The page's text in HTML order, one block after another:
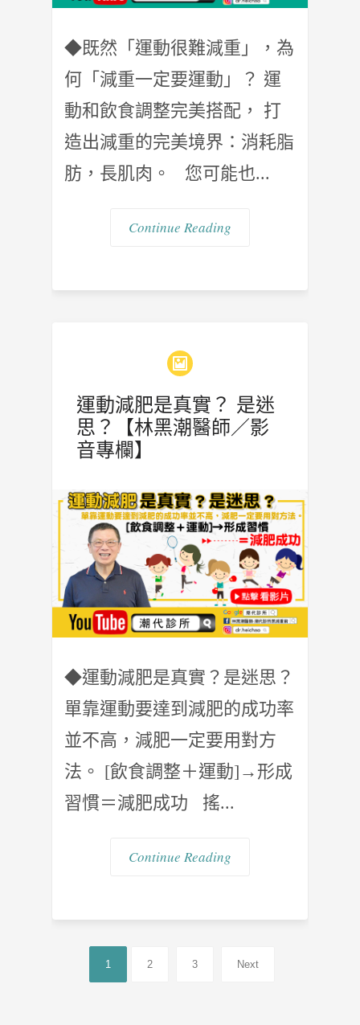
◆既然「運動很難減重」，為
何「減重一定要運動」？ 運
動和飲食調整完美搭配， 打
造出減重的完美境界：消耗脂
肪，長肌肉。 您可能也...
Continue Reading
運動減肥是真實？ 是迷
思？【林黑潮醫師／影
音專欄】
◆運動減肥是真實？是迷思？
單靠運動要達到減肥的成功率
並不高，減肥一定要用對方
法。 [飲食調整＋運動]→形成
習慣＝減肥成功 搖...
Continue Reading
1 2 3 Next